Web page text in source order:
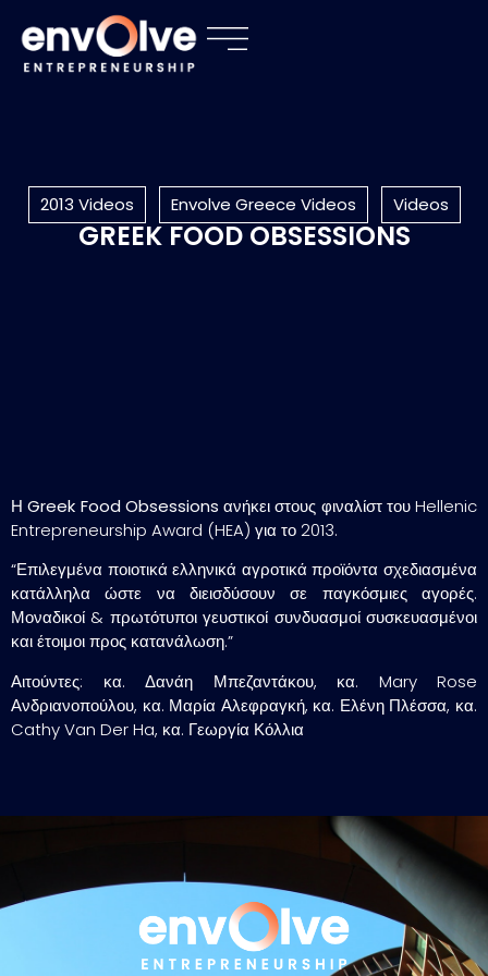
2013 Videos Envolve Greece Videos Videos
GREEK FOOD OBSESSIONS
ΗGreek Food Obsessions ανήκει στους φιναλίστ του Hellenic
Entrepreneurship Award (HEA) για το 2013.
“Επιλεγμένα ποιοτικά ελληνικά αγροτικά προϊόντα σχεδιασμένα
κατάλληλα ώστε να διεισδύσουν σε παγκόσμιες αγορές.
Μοναδικοί & πρωτότυποι γευστικοί συνδυασμοί συσκευασμένοι
και έτοιμοι προς κατανάλωση.”
Αιτούντες: κα. Δανάη Μπεζαντάκου, κα. Mary Rose
Ανδριανοπούλου, κα. Μαρία Αλεφραγκή, κα. Ελένη Πλέσσα, κα.
Cathy Van Der Ha, κα. Γεωργία Κόλλια